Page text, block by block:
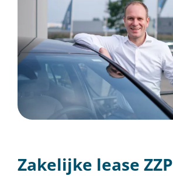
Zakelijke lease ZZP